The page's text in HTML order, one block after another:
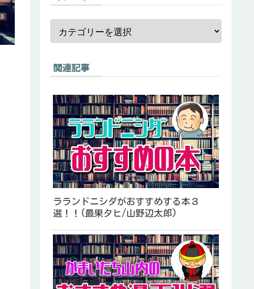
関連記事
ラランドニシダがおすすめする本３
選！！(最果タヒ/山野辺太郎)